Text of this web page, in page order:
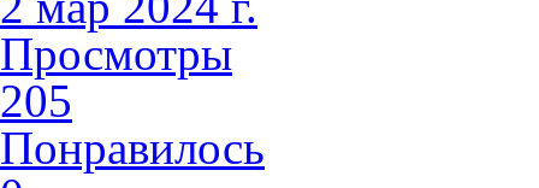
Просмотры
205
Понравилось